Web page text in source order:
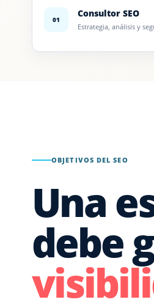
01
Consultor SEO
Estrategia, análisis y
OBJETIVOS DEL SEO
Una
debe